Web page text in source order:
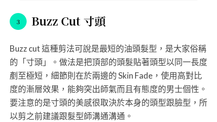
Buzz Cut 寸頭
Buzz cut 這種剪法可說是最短的油頭髮型，是大家俗稱
的「寸頭」。做法是把頂部的頭髮貼著頭型以同一長度
剷至極短，細節則在於兩邊的 Skin Fade，使用高對比
度的漸層效果，能夠突出師氣而且有態度的男士個性。
要注意的是寸頭的美感很取決於本身的頭型跟臉型，所
以剪之前建議跟髮型師溝通溝通。